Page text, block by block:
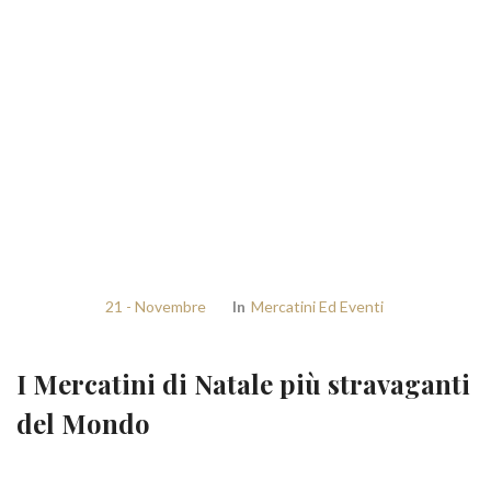
21 - Novembre In Mercatini Ed Eventi
I Mercatini di Natale più stravaganti
del Mondo